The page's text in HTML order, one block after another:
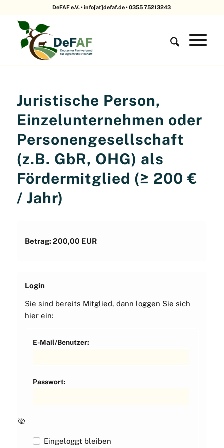
DeFAF e.V. • info[at]defaf.de • 0355 75213243
Juristische Person,
Einzelunternehmen oder
Personengesellschaft
(z.B. GbR, OHG) als
Fördermitglied (≥ 200 €
/ Jahr)
Betrag: 200,00 EUR
Login
Sie sind bereits Mitglied, dann loggen Sie sich
hier ein:
E-Mail/Benutzer:
Passwort:
Eingeloggt bleiben